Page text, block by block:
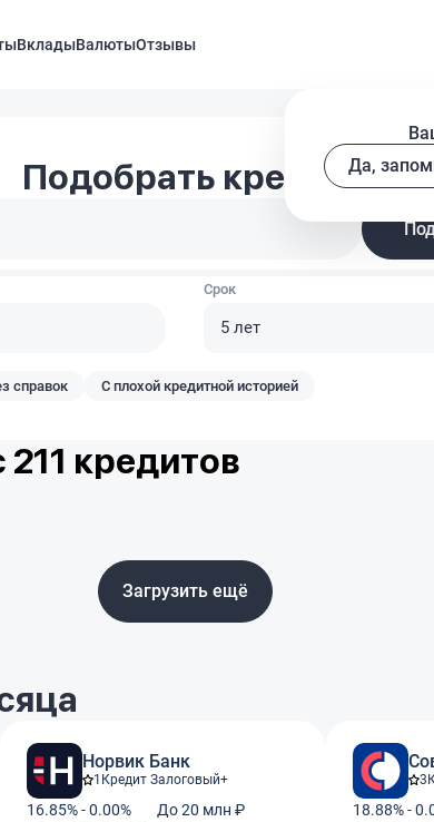
ВкладыВалютыОтзывы
Да,
Подобрать кредит
Срок
5 лет
справок С плохой кредитной историей
кредитов
Загрузить ещё
Норвик Банк
1 Кредит Залоговый+
16.85% - 0.00% До 20 млн ₽
3
18.88% -